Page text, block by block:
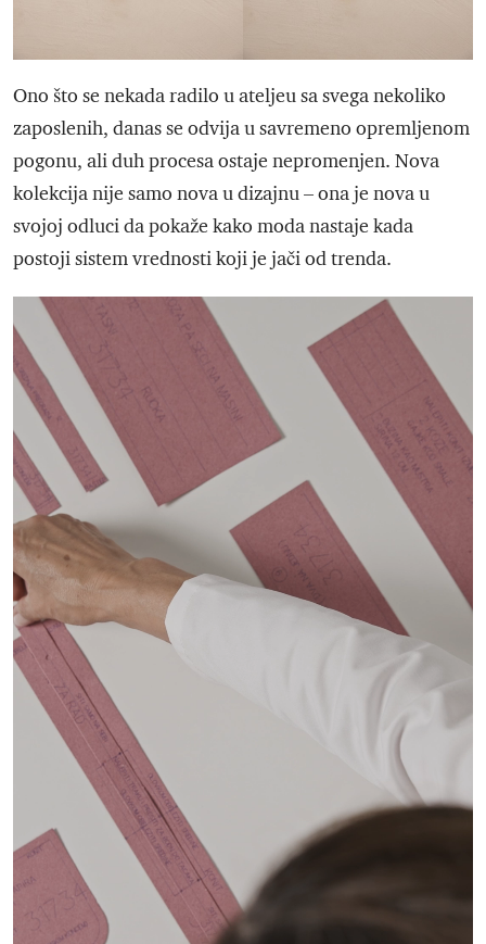
Ono što se nekada radilo u ateljeu sa svega nekoliko
zaposlenih, danas se odvija u savremeno opremljenom
pogonu, ali duh procesa ostaje nepromenjen. Nova
kolekcija nije samo nova u dizajnu – ona je nova u
svojoj odluci da pokaže kako moda nastaje kada
postoji sistem vrednosti koji je jači od trenda.